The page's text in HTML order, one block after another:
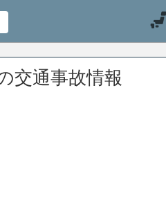
交通事故情報